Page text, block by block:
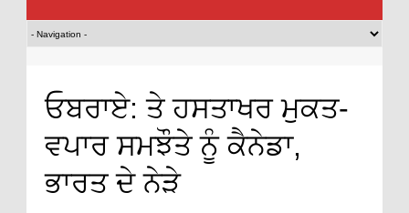
ਓਬਰਾਏ: ਤੇ ਹਸਤਾਖਰ ਮੁਕਤ-
ਵਪਾਰ ਸਮਝੌਤੇ ਨੂੰ ਕੈਨੇਡਾ,
ਭਾਰਤ ਦੇ ਨੇੜੇ